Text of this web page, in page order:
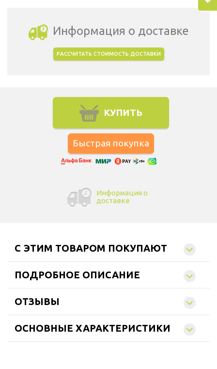
Информация о доставке
РАССЧИТАТЬ СТОИМОСТЬ ДОСТАВКИ
КУПИТЬ
Информация о
доставке
C ЭТИМ ТОВАРОМ ПОКУПАЮТ
ПОДРОБНОЕ ОПИСАНИЕ
ОТЗЫВЫ
ОСНОВНЫЕ ХАРАКТЕРИСТИКИ